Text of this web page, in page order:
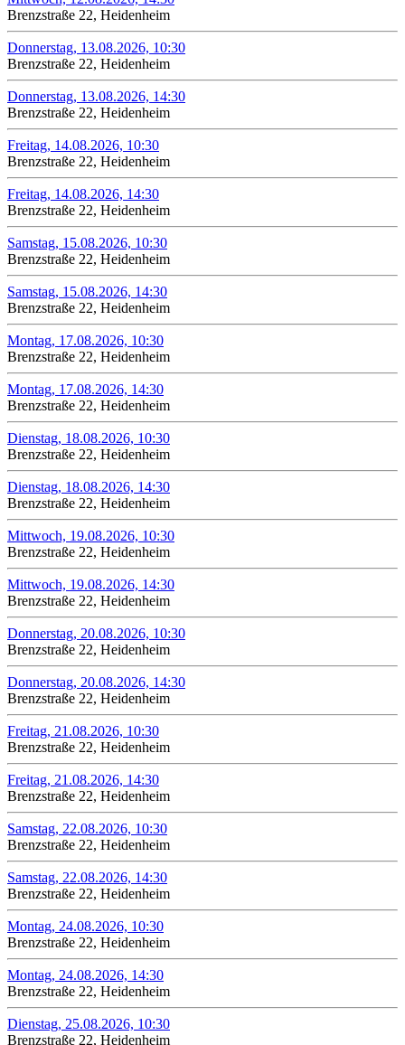
Brenzstraße 22, Heidenheim
Donnerstag, 13.08.2026, 10:30
Brenzstraße 22, Heidenheim
Donnerstag, 13.08.2026, 14:30
Brenzstraße 22, Heidenheim
Freitag, 14.08.2026, 10:30
Brenzstraße 22, Heidenheim
Freitag, 14.08.2026, 14:30
Brenzstraße 22, Heidenheim
Samstag, 15.08.2026, 10:30
Brenzstraße 22, Heidenheim
Samstag, 15.08.2026, 14:30
Brenzstraße 22, Heidenheim
Montag, 17.08.2026, 10:30
Brenzstraße 22, Heidenheim
Montag, 17.08.2026, 14:30
Brenzstraße 22, Heidenheim
Dienstag, 18.08.2026, 10:30
Brenzstraße 22, Heidenheim
Dienstag, 18.08.2026, 14:30
Brenzstraße 22, Heidenheim
Mittwoch, 19.08.2026, 10:30
Brenzstraße 22, Heidenheim
Mittwoch, 19.08.2026, 14:30
Brenzstraße 22, Heidenheim
Donnerstag, 20.08.2026, 10:30
Brenzstraße 22, Heidenheim
Donnerstag, 20.08.2026, 14:30
Brenzstraße 22, Heidenheim
Freitag, 21.08.2026, 10:30
Brenzstraße 22, Heidenheim
Freitag, 21.08.2026, 14:30
Brenzstraße 22, Heidenheim
Samstag, 22.08.2026, 10:30
Brenzstraße 22, Heidenheim
Samstag, 22.08.2026, 14:30
Brenzstraße 22, Heidenheim
Montag, 24.08.2026, 10:30
Brenzstraße 22, Heidenheim
Montag, 24.08.2026, 14:30
Brenzstraße 22, Heidenheim
Dienstag, 25.08.2026, 10:30
Brenzstraße 22, Heidenheim